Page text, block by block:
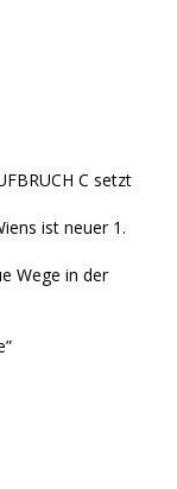
C setzt
ist neuer 1.
Wege in der